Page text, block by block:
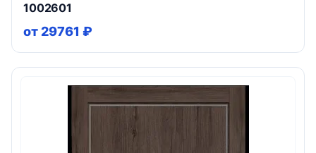
1002601
от 29761 ₽